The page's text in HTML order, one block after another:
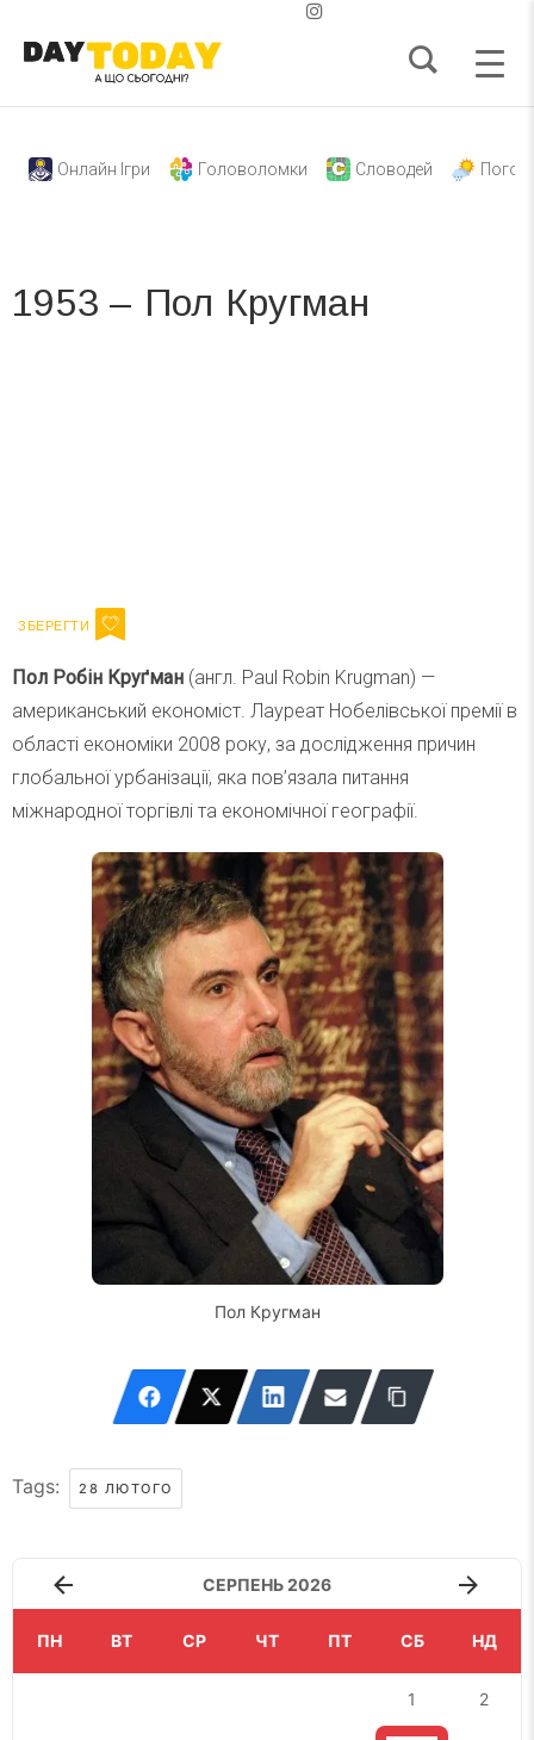
Онлайн Ігри Головоломки Словодей
1953 – Пол Кругман
Пол Робін Круґман (англ. Paul Robin Krugman) —
американський економіст. Лауреат Нобелівської премії в
області економіки 2008 року, за дослідження причин
глобальної урбанізації, яка пов’язала питання
міжнародної торгівлі та економічної географії.
Пол Кругман
Tags: 28 ЛЮТОГО
СЕРПЕНЬ 2026
ПН ВТ СР ЧТ ПТ СБ НД
1 2